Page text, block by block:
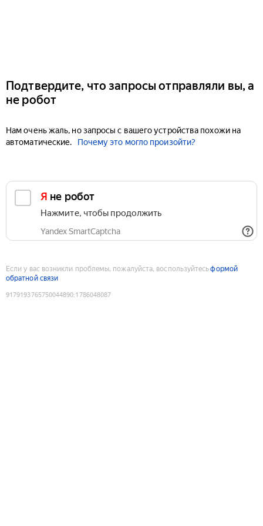
Подтвердите, что запросы отправляли вы, а
не робот
Нам очень жаль, но запросы с вашего устройства похожи на
автоматические.
Почему это могло произойти?
Я не робот
Нажмите, чтобы продолжить
Yandex SmartCaptcha
Если у вас возникли проблемы, пожалуйста, воспользуйтесьформой
обратной связи
9179193765750044890:1786048087